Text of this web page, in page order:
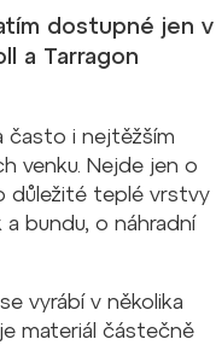
dostupné jen v
a Tarragon
často i nejtěžším
venku. Nejde jen o
důležité teplé vrstvy
bundu, o náhradní
vyrábí v několika
materiál částečně